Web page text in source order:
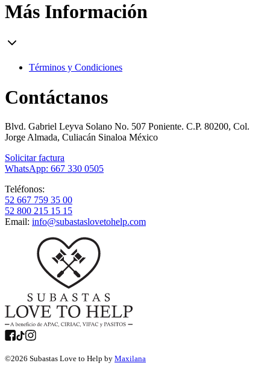
Más Información
Términos y Condiciones
Contáctanos
Blvd. Gabriel Leyva Solano No. 507 Poniente. C.P. 80200, Col.
Jorge Almada, Culiacán Sinaloa México
Solicitar factura
WhatsApp: 667 330 0505
Teléfonos:
52 667 759 35 00
52 800 215 15 15
Email: info@subastaslovetohelp.com
©2026 Subastas Love to Help by Maxilana